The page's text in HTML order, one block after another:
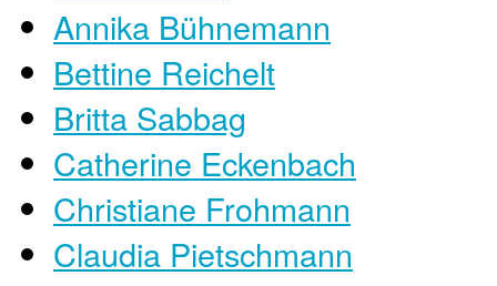
Annika Bühnemann
Bettine Reichelt
Britta Sabbag
Catherine Eckenbach
Christiane Frohmann
Claudia Pietschmann